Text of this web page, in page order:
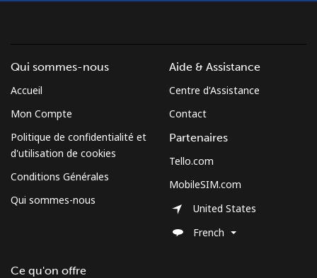
Qui sommes-nous
Accueil
Mon Compte
Politique de confidentialité et
d'utilisation de cookies
Conditions Générales
Qui sommes-nous
Ce qu'on offre
Aide & Assistance
Centre d'Assistance
Contact
Partenaires
Tello.com
MobileSIM.com
United States
French